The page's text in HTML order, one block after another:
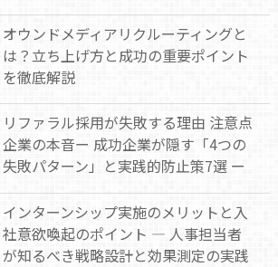
オウンドメディアリクルーティングと
は？立ち上げ方と成功の重要ポイント
を徹底解説
リファラル採用が失敗する理由 注意点
企業の本音ー 成功企業が隠す「4つの
失敗パターン」と実践的防止策7選 ー
インターンシップ実施のメリットと入
社意欲喚起のポイント — 人事担当者
が知るべき戦略設計と効果測定の実践